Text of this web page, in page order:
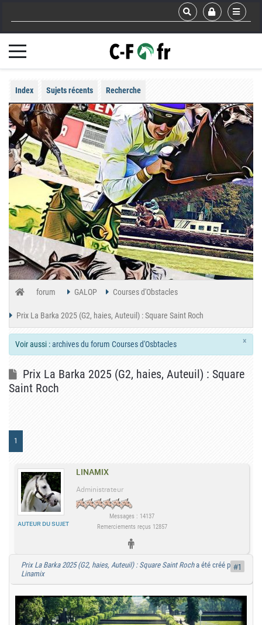
Index Sujets récents Recherche
forum GALOP Courses d'Obstacles
Prix La Barka 2025 (G2, haies, Auteuil) : Square Saint Roch
×
Voir aussi :archives du forum Courses d'Osbtacles
Prix La Barka 2025 (G2, haies, Auteuil) : Square
Saint Roch
1
LINAMIX
AUTEUR DU SUJET
Administrateur
Messages : 14137
Remerciements reçus 12857
Prix La Barka 2025 (G2, haies, Auteuil) : Square Saint Rocha été créé par
Linamix
#1